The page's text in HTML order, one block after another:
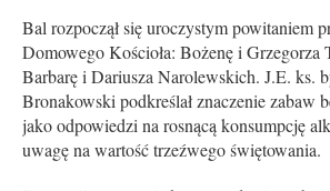
Bal rozpoczął się uroczystym powitaniem
Domowego Kościoła: Bożenę i Grzegorza
Barbarę i Dariusza Narolewskich. J.E. ks.
Bronakowski podkreślał znaczenie zabaw
jako odpowiedzi na rosnącą konsumpcję
uwagę na wartość trzeźwego świętowania.